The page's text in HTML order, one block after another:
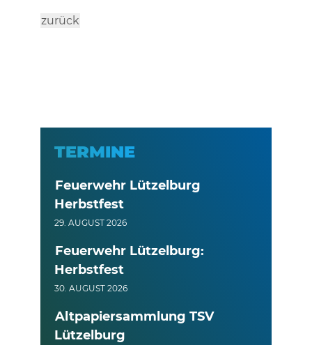
zurück
TERMINE
Feuerwehr Lützelburg
Herbstfest
29. AUGUST 2026
Feuerwehr Lützelburg:
Herbstfest
30. AUGUST 2026
Altpapiersammlung TSV
Lützelburg